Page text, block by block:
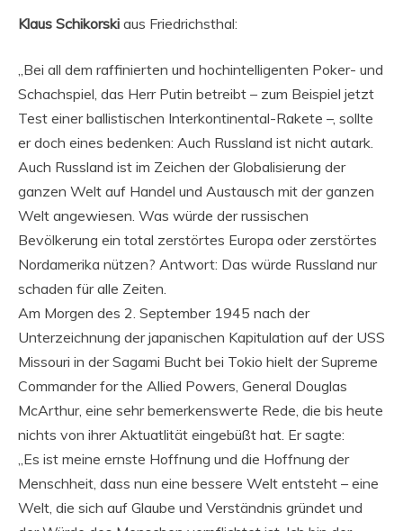
Klaus Schikorski aus Friedrichsthal:
„Bei all dem raffinierten und hochintelligenten Poker- und
Schachspiel, das Herr Putin betreibt – zum Beispiel jetzt
Test einer ballistischen Interkontinental-Rakete –, sollte
er doch eines bedenken: Auch Russland ist nicht autark.
Auch Russland ist im Zeichen der Globalisierung der
ganzen Welt auf Handel und Austausch mit der ganzen
Welt angewiesen. Was würde der russischen
Bevölkerung ein total zerstörtes Europa oder zerstörtes
Nordamerika nützen? Antwort: Das würde Russland nur
schaden für alle Zeiten.
Am Morgen des 2. September 1945 nach der
Unterzeichnung der japanischen Kapitulation auf der USS
Missouri in der Sagami Bucht bei Tokio hielt der Supreme
Commander for the Allied Powers, General Douglas
McArthur, eine sehr bemerkenswerte Rede, die bis heute
nichts von ihrer Aktuatlität eingebüßt hat. Er sagte:
„Es ist meine ernste Hoffnung und die Hoffnung der
Menschheit, dass nun eine bessere Welt entsteht – eine
Welt, die sich auf Glaube und Verständnis gründet und